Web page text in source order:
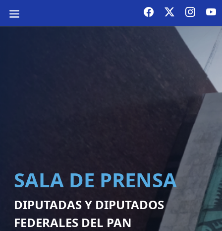
SALA DE PRENSA
DIPUTADAS Y DIPUTADOS
FEDERALES DEL PAN